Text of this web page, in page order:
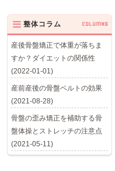
整体コラム COLUMNS
産後骨盤矯正で体重が落ちま
すか？ダイエットの関係性
(2022-01-01)
産前産後の骨盤ベルトの効果
(2021-08-28)
骨盤の歪み矯正を補助する骨
盤体操とストレッチの注意点
(2021-05-11)